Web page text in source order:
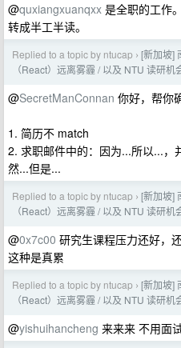
@quxiangxuanqxx 是全职的工作
转成半工半读。
Replied to a topic by ntucap › [新加坡]
（React）远离雾霾 / 以及 NTU 读研机
@SecretManConnan 你好，帮你
1. 简历不 match
2. 求职邮件中的：因为...所以...，
然...但是...
Replied to a topic by ntucap › [新加坡]
（React）远离雾霾 / 以及 NTU 读研机
@0x7c00 研究生课程压力还好，
这种是真累
Replied to a topic by ntucap › [新加坡]
（React）远离雾霾 / 以及 NTU 读研机
@yishuihancheng 来来来 不用面